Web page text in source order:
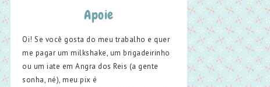
Apoie
Oi! Se você gosta do meu trabalho e quer
me pagar um milkshake, um brigadeirinho
ou um iate em Angra dos Reis (a gente
sonha, né), meu pix é